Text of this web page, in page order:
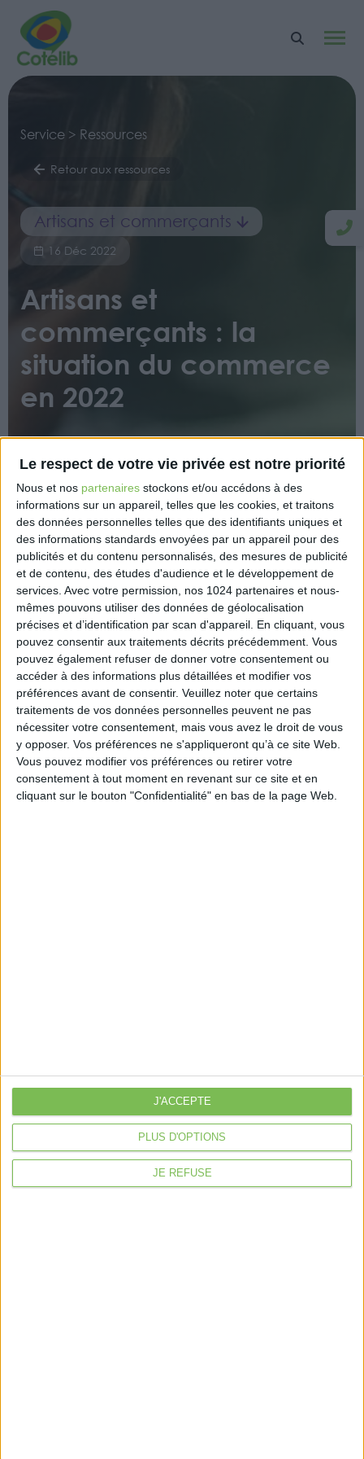
Le respect de votre vie privée est notre priorité
Nous et nos partenaires stockons et/ou accédons à des
informations sur un appareil, telles que les cookies, et traitons
des données personnelles telles que des identifiants uniques et
des informations standards envoyées par un appareil pour des
publicités et du contenu personnalisés, des mesures de publicité
et de contenu, des études d'audience et le développement de
services. Avec votre permission, nos 1024 partenaires et nous-
mêmes pouvons utiliser des données de géolocalisation
précises et d’identification par scan d'appareil. En cliquant, vous
pouvez consentir aux traitements décrits précédemment. Vous
pouvez également refuser de donner votre consentement ou
accéder à des informations plus détaillées et modifier vos
préférences avant de consentir. Veuillez noter que certains
traitements de vos données personnelles peuvent ne pas
nécessiter votre consentement, mais vous avez le droit de vous
y opposer. Vos préférences ne s'appliqueront qu’à ce site Web.
Vous pouvez modifier vos préférences ou retirer votre
consentement à tout moment en revenant sur ce site et en
cliquant sur le bouton "Confidentialité" en bas de la page Web.
PLUS D'OPTIONS
JE REFUSE
J'ACCEPTE
Service > Ressources
Retour aux ressources
Artisans et commerçants
16 Déc 2022
Artisans et
commerçants : la
situation du commerce
en 2022
En 2022, le commerce retrouve des niveaux d’avant
la crise sanitaire dans la plupart des secteurs.
L’activité augmenterait dans le commerce de gros
et le commerce de détail, mais pas dans le
commerce et la réparation d’automobiles. Alors que
la vente en ligne ralentirait pour la première fois,
certains secteurs durement marqués par la crise
sanitaire enregistreraient des ventes historiques,
comme les commerces de détail de chaussure ou
de la bijouterie. L’année finirait dans un contexte
incertain, alors que la forte inflation pourrait freiner la
demande.
https://www.insee.fr/fr/statistiques/6678340
Je sécurise mon activité
Violette la comptable
Déclaration Impôt sur le Revenu
Loueur en Meublé